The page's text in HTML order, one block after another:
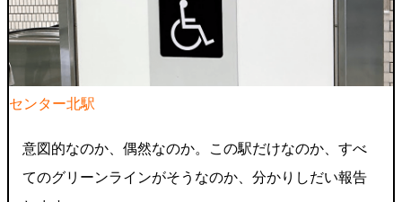
センター北駅​​​
意図的なのか、偶然なのか。この駅だけなのか、すべ
てのグリーンラインがそうなのか、分かりしだい報告